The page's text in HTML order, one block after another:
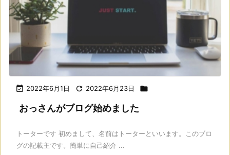
 2022年6月1日  2022年6月23日 
おっさんがブログ始めました
トーターです 初めまして、名前はトーターといいます。このブロ
グの記載主です。簡単に自己紹介 ...